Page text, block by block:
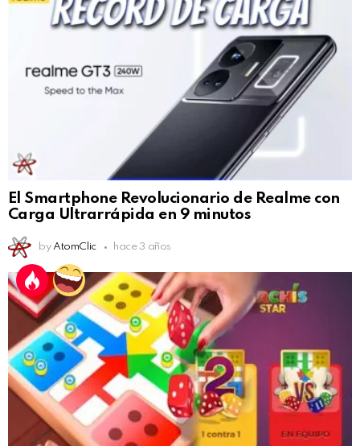
El Smartphone Revolucionario de Realme con
Carga Ultrarrápida en 9 minutos
by AtomClic hace 3 años